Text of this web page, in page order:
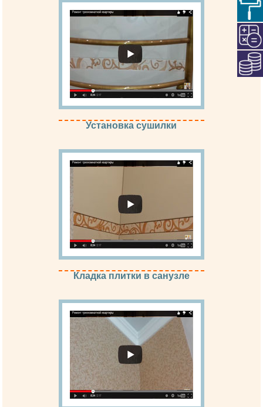
Установка сушилки
Кладка плитки в санузле